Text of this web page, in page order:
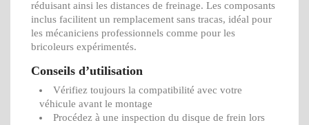
réduisant ainsi les distances de freinage. Les composants
inclus facilitent un remplacement sans tracas, idéal pour
les mécaniciens professionnels comme pour les
bricoleurs expérimentés.
Conseils d’utilisation
Vérifiez toujours la compatibilité avec votre
véhicule avant le montage
Procédez à une inspection du disque de frein lors